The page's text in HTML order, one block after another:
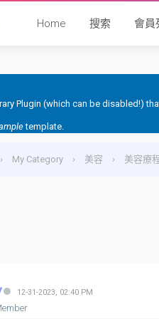
Home 搜索 會員
Plugin (which can be disabled!)
template.
› My Category › 美容 › 美容療
12-31-2023, 02:40 PM